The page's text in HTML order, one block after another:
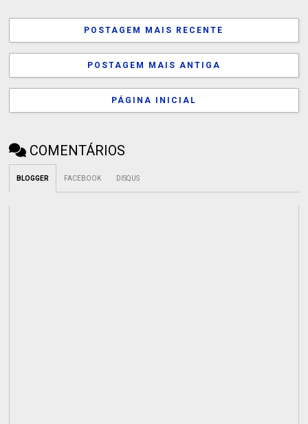
POSTAGEM MAIS RECENTE
POSTAGEM MAIS ANTIGA
PÁGINA INICIAL
COMENTÁRIOS
BLOGGER FACEBOOK DISQUS